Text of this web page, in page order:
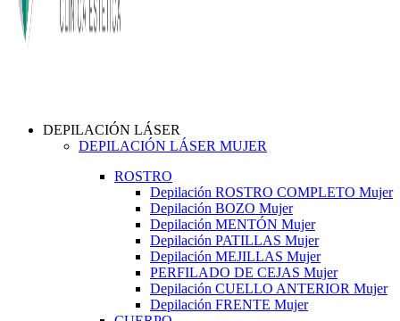
DEPILACIÓN LÁSER
DEPILACIÓN LÁSER MUJER
ROSTRO
Depilación ROSTRO COMPLETO Mujer
Depilación BOZO Mujer
Depilación MENTÓN Mujer
Depilación PATILLAS Mujer
Depilación MEJILLAS Mujer
PERFILADO DE CEJAS Mujer
Depilación CUELLO ANTERIOR Mujer
Depilación FRENTE Mujer